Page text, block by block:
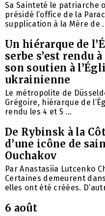
Sa Sainteté le patriarche
présidé l’office de la
supplication à la Mère de
Un hiérarque de
serbe s’est rendu
son soutien à
ukrainienne
Le métropolite de
Grégoire, hiérarque de
rendu les 4 et 5 ...
De Rybinsk à la
d’une icône de
Ouchakov
Par Anastasiia Lutcenko
Certaines demeurent
elles ont été créées.
6 août